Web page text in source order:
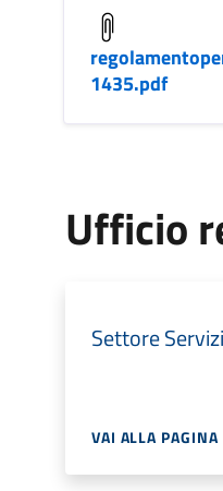
1435.pdf
Ufficio
Settore
VAI ALLA PAGINA